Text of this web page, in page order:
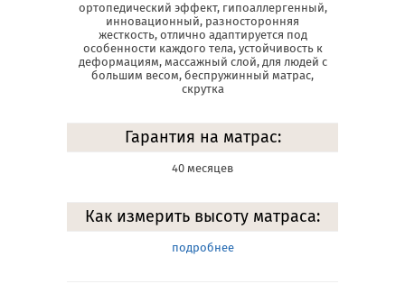
ортопедический эффект, гипоаллергенный,
инновационный, разносторонняя
жесткость, отлично адаптируется под
особенности каждого тела, устойчивость к
деформациям, массажный слой, для людей с
большим весом, беспружинный матрас,
скрутка
Гарантия на матрас:
40 месяцев
Как измерить высоту матраса:
подробнее